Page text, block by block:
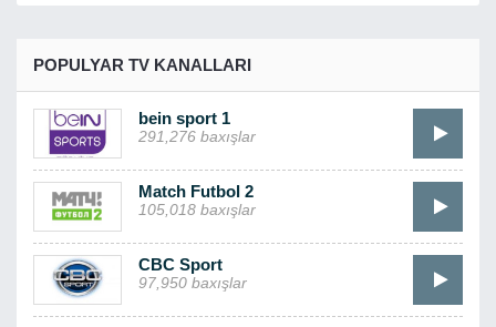
POPULYAR TV KANALLARI
bein sport 1
291,276 baxışlar
Match Futbol 2
105,018 baxışlar
CBC Sport
97,950 baxışlar